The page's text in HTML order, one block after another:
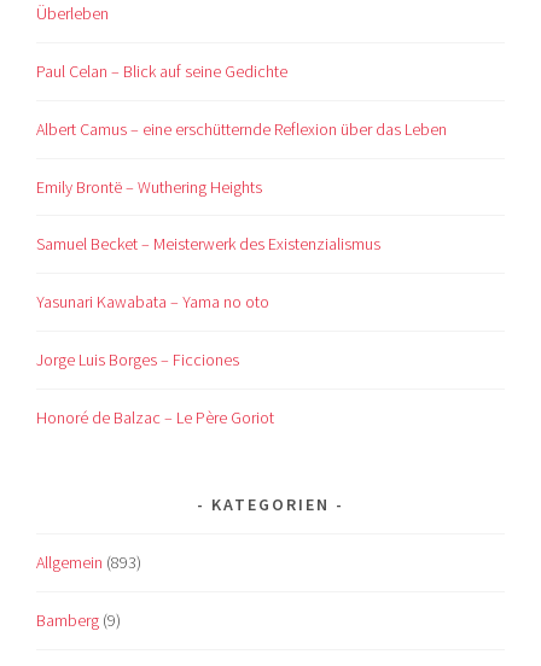
Überleben
Paul Celan – Blick auf seine Gedichte
Albert Camus – eine erschütternde Reflexion über das Leben
Emily Brontë – Wuthering Heights
Samuel Becket – Meisterwerk des Existenzialismus
Yasunari Kawabata – Yama no oto
Jorge Luis Borges – Ficciones
Honoré de Balzac – Le Père Goriot
KATEGORIEN
Allgemein (893)
Bamberg (9)